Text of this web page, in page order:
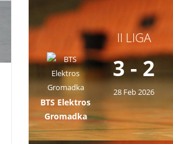
II LIGA
BTS Elektros
Gromadka
3 - 2
28 Feb 2026